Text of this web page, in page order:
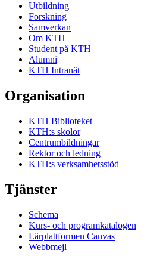
Utbildning
Forskning
Samverkan
Om KTH
Student på KTH
Alumni
KTH Intranät
Organisation
KTH Biblioteket
KTH:s skolor
Centrumbildningar
Rektor och ledning
KTH:s verksamhetsstöd
Tjänster
Schema
Kurs- och programkatalogen
Lärplattformen Canvas
Webbmejl